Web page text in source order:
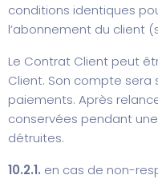
conditions identiques
l’abonnement du client
Le Contrat Client peut
Client. Son compte sera
paiements. Après
conservées pendant
détruites.
10.2.1. en cas de non-